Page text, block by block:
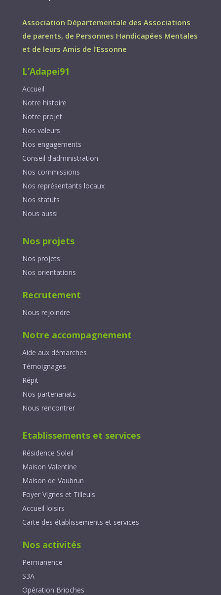
Association Départementale des Associations
de parents, de Personnes Handicapées Mentales
et de leurs Amis de l’Essonne
L’Adapei91
Accueil
Notre histoire
Notre projet
Nos valeurs
Nos engagements
Conseil d’administration
Nos commissions
Nos représentants locaux
Nos statuts
Nous aussi
Nos projets
Nos projets
Nos orientations
Recrutement
Nous rejoindre
Notre accompagnement
Aide aux démarches
Témoignages
Répit
Nos partenariats
Nous rencontrer
Etablissements et services
Résidence Soleil
Maison Valentine
Maison de Vaubrun
Foyer Vignes et Tilleuls
Accueil loisirs
Carte des établissements et services
Nos activités
Permanence
S3A
Opération Brioches